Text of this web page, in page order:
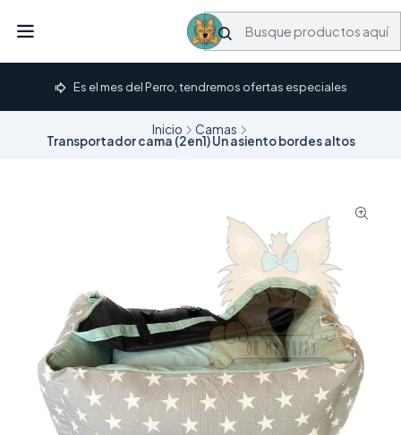
Es el mes del Perro, tendremos ofertas especiales
Inicio Camas
Transportador cama (2en1) Un asiento bordes altos